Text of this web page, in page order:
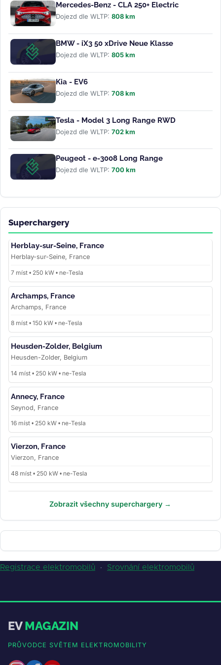
Mercedes-Benz - CLA 250+ Electric
Dojezd dle WLTP: 808 km
BMW - iX3 50 xDrive Neue Klasse
Dojezd dle WLTP: 805 km
Kia - EV6
Dojezd dle WLTP: 708 km
Tesla - Model 3 Long Range RWD
Dojezd dle WLTP: 702 km
Peugeot - e-3008 Long Range
Dojezd dle WLTP: 700 km
Superchargery
Herblay-sur-Seine, France
Herblay-sur-Seine, France
7 míst • 250 kW • ne-Tesla
Archamps, France
Archamps, France
8 míst • 150 kW • ne-Tesla
Heusden-Zolder, Belgium
Heusden-Zolder, Belgium
14 míst • 250 kW • ne-Tesla
Annecy, France
Seynod, France
16 míst • 250 kW • ne-Tesla
Vierzon, France
Vierzon, France
48 míst • 250 kW • ne-Tesla
Zobrazit všechny superchargery →
Registrace elektromobilů · Srovnání elektromobilů
EVMAGAZIN
PRŮVODCE SVĚTEM ELEKTROMOBILITY